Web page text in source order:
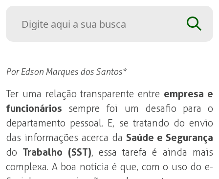
Por Edson Marques dos Santos*
Ter uma relação transparente entre empresa e
funcionários sempre foi um desafio para o
departamento pessoal. E, se tratando do envio
das informações acerca da Saúde e Segurança
do Trabalho (SST), essa tarefa é ainda mais
complexa. A boa notícia é que, com o uso do e-